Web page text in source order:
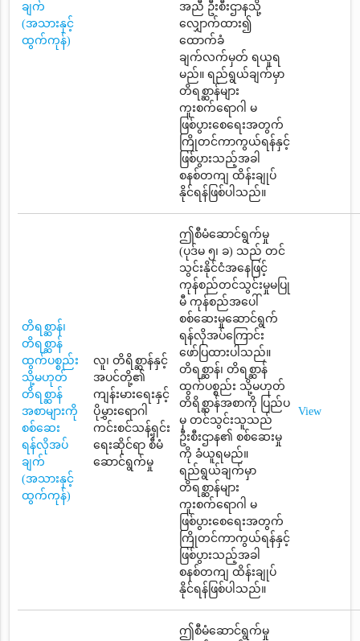
ချက်
(အသားနှင့်
ထွက်ကုန်)
အညီ ဦးစီးဌာနသို့
လျှောက်ထား၍
ထောက်ခံ
ချက်လက်မှတ် ရယူရ
မည်။ ရည်ရွယ်ချက်မှာ
တိရစ္ဆာန်များ
ကူးစက်ရောဂါ မ
ဖြစ်ပွားစေရေးအတွက်
ကြိုတင်ကာကွယ်ရန်နှင့်
ဖြစ်ပွားသည့်အခါ
စနစ်တကျ ထိန်းချုပ်
နိုင်ရန်ဖြစ်ပါသည်။
တိရစ္ဆာန်၊
တိရစ္ဆာန်
ထွက်ပစ္စည်း
သို့မဟုတ်
တိရစ္ဆာန်
အစာများကို
စစ်ဆေး
ရန်လိုအပ်
ချက်
(အသားနှင့်
ထွက်ကုန်)
လူ၊ တိရိစ္ဆာန်နှင့်
အပင်တို့၏
ကျန်းမားရေးနှင့်
ပိုမွှားရောဂါ
ကင်းစင်သန့်ရှင်း
ရေးဆိုင်ရာ စီမံ
ဆောင်ရွက်မှု
ဤစီမံဆောင်ရွက်မှု
(ပုဒ်မ ၅၊ ခ) သည် တင်
သွင်းနိုင်ငံအနေဖြင့်
ကုန်စည်တင်သွင်းမှုမပြု
မီ ကုန်စည်အပေါ်
စစ်ဆေးမှုဆောင်ရွက်
ရန်လိုအပ်ကြောင်း
ဖော်ပြထားပါသည်။
တိရစ္ဆာန်၊ တိရစ္ဆာန်
ထွက်ပစ္စည်း သို့မဟုတ်
တိရိစ္ဆာန်အစာကို ပြည်ပ
မှ တင်သွင်းသူသည်
ဦးစီးဌာန၏ စစ်ဆေးမှု
ကို ခံယူရမည်။
ရည်ရွယ်ချက်မှာ
တိရစ္ဆာန်များ
ကူးစက်ရောဂါ မ
ဖြစ်ပွားစေရေးအတွက်
ကြိုတင်ကာကွယ်ရန်နှင့်
ဖြစ်ပွားသည့်အခါ
စနစ်တကျ ထိန်းချုပ်
နိုင်ရန်ဖြစ်ပါသည်။
View
ဤစီမံဆောင်ရွက်မှု